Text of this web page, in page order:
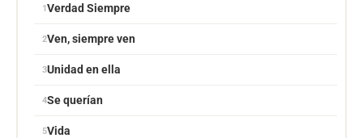
Verdad Siempre
Ven, siempre ven
Unidad en ella
Se querían
Vida